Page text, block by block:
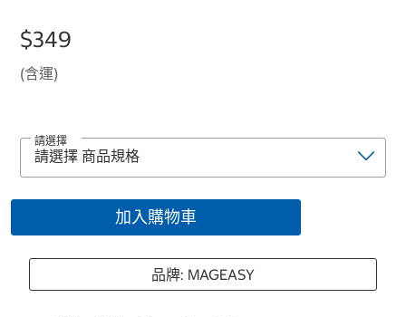
$349
(含運)
請選擇
加入購物車
品牌: MAGEASY